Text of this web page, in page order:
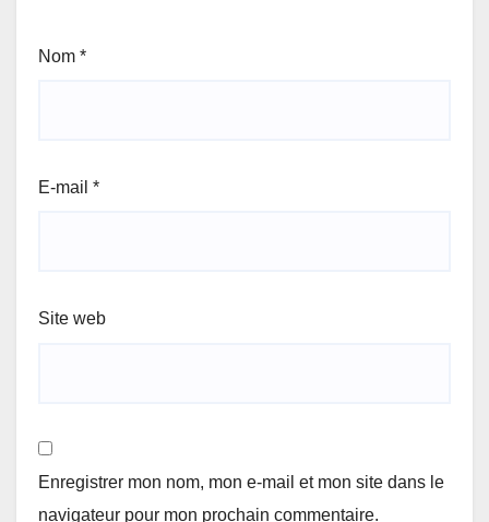
Nom *
E-mail *
Site web
Enregistrer mon nom, mon e-mail et mon site dans le
navigateur pour mon prochain commentaire.